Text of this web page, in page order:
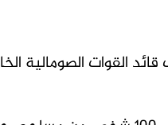
القوات الصومالية